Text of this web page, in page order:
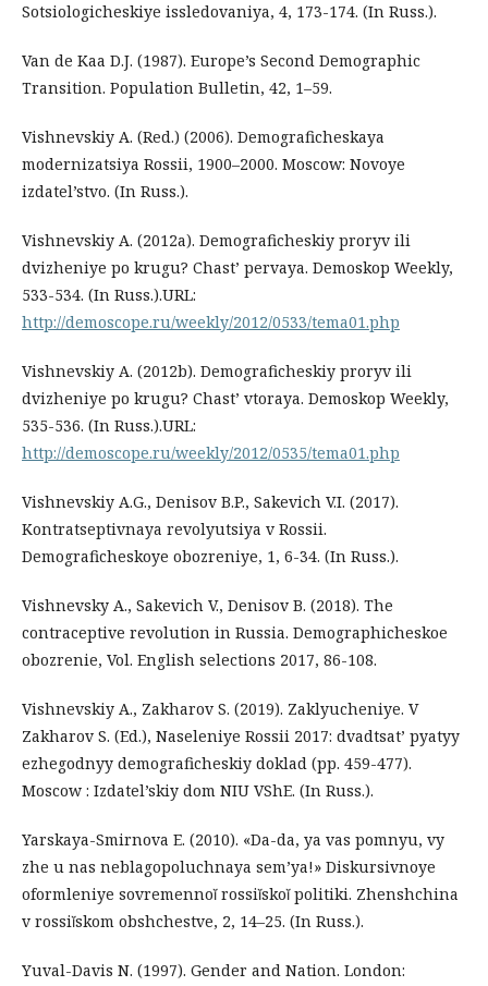
Sotsiologicheskiye issledovaniya, 4, 173-174. (In Russ.).
Van de Kaa D.J. (1987). Europe’s Second Demographic
Transition. Population Bulletin, 42, 1–59.
Vishnevskiy A. (Red.) (2006). Demograficheskaya
modernizatsiya Rossii, 1900–2000. Moscow: Novoye
izdatel’stvo. (In Russ.).
Vishnevskiy A. (2012a). Demograficheskiy proryv ili
dvizheniye po krugu? Chast’ pervaya. Demoskop Weekly,
533-534. (In Russ.).URL:
http://demoscope.ru/weekly/2012/0533/tema01.php
Vishnevskiy A. (2012b). Demograficheskiy proryv ili
dvizheniye po krugu? Chast’ vtoraya. Demoskop Weekly,
535-536. (In Russ.).URL:
http://demoscope.ru/weekly/2012/0535/tema01.php
Vishnevskiy A.G., Denisov B.P., Sakevich V.I. (2017).
Kontratseptivnaya revolyutsiya v Rossii.
Demograficheskoye obozreniye, 1, 6-34. (In Russ.).
Vishnevsky A., Sakevich V., Denisov B. (2018). The
contraceptive revolution in Russia. Demographicheskoe
obozrenie, Vol. English selections 2017, 86-108.
Vishnevskiy A., Zakharov S. (2019). Zaklyucheniye. V
Zakharov S. (Ed.), Naseleniye Rossii 2017: dvadtsat’ pyatyy
ezhegodnyy demograficheskiy doklad (pp. 459-477).
Moscow : Izdatel’skiy dom NIU VShE. (In Russ.).
Yarskaya-Smirnova E. (2010). «Da-da, ya vas pomnyu, vy
zhe u nas neblagopoluchnaya sem’ya!» Diskursivnoye
oformleniye sovremennoĭ rossiĭskoĭ politiki. Zhenshchina
v rossiĭskom obshchestve, 2, 14–25. (In Russ.).
Yuval-Davis N. (1997). Gender and Nation. London: